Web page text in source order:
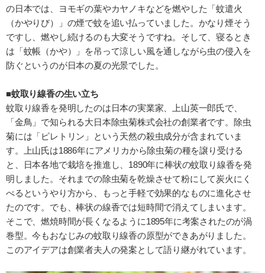
の日本では、ヨモギの葉やカヤノキなどを燃やした「蚊遣火
（かやりび）」の煙で蚊を追い払っていました。かなり煙そう
ですし、燃やし続けるのも大変そうですね。そして、寝るとき
は「蚊帳（かや）」を吊って涼しい風を通しながら虫の侵入を
防ぐというのが日本の夏の光景でした。
■蚊取り線香の生い立ち
蚊取り線香を発明したのは日本の実業家、上山英一郎氏で、
「金鳥」で知られる大日本除虫菊株式会社の創業者です。除虫
菊には「ピレトリン」という天然の殺虫成分が含まれていま
す。上山氏は1886年にアメリカから除虫菊の種を譲り受ける
と、日本各地で栽培を推進し、1890年に棒状の蚊取り線香を発
明しました。それまでの除虫菊を乾燥させて粉にして炭火にく
べるというやり方から、もっと手軽で効果的なものに進化させ
たのです。でも、棒状の線香では短時間で消えてしまいます。
そこで、燃焼時間が長くなるように1895年に考案されたのが渦
巻型。今もおなじみの蚊取り線香の原型ができあがりました。
このアイデアは創業者夫人の発案として語り継がれています。